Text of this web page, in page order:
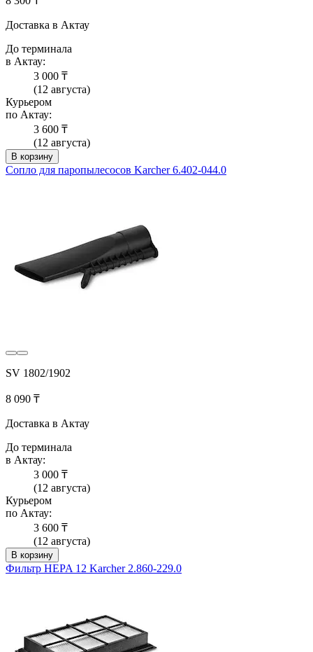
Доставка в Актау
До терминала
в Актау:
3 000 ₸
(12 августа)
Курьером
по Актау:
3 600 ₸
(12 августа)
В корзину
Сопло для паропылесосов Karcher 6.402-044.0
SV 1802/1902
8 090 ₸
Доставка в Актау
До терминала
в Актау:
3 000 ₸
(12 августа)
Курьером
по Актау:
3 600 ₸
(12 августа)
В корзину
Фильтр HEPA 12 Karcher 2.860-229.0